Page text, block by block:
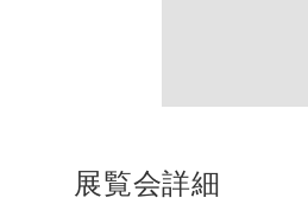
展覧会詳細